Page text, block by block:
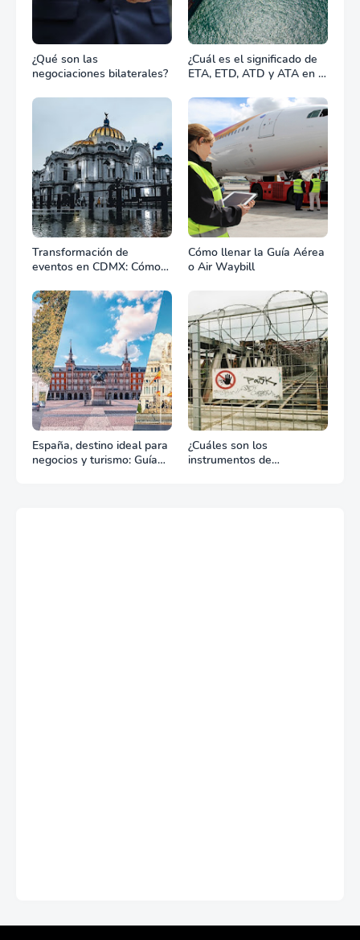
¿Qué son las
negociaciones bilaterales?
¿Cuál es el significado de
ETA, ETD, ATD y ATA en el
Transformación de
eventos en CDMX: Cómo
equipos define el éxito de
tu celebración
Cómo llenar la Guía Aérea
o Air Waybill
España, destino ideal para
negocios y turismo: Guía
¿Cuáles son los
instrumentos de